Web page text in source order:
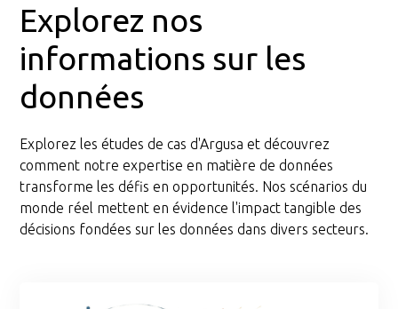
Explorez nos
informations sur les
données
Explorez les études de cas d'Argusa et découvrez
comment notre expertise en matière de données
transforme les défis en opportunités. Nos scénarios du
monde réel mettent en évidence l'impact tangible des
décisions fondées sur les données dans divers secteurs.